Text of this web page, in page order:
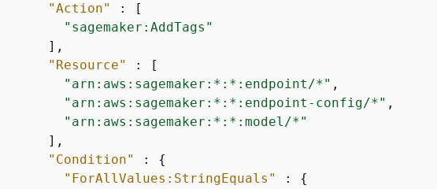
"Action"
: [
"sagemaker:AddTags"
      ],
"Resource"
: [
"arn:aws:sagemaker:*:*:endpoint/*" ,
"arn:aws:sagemaker:*:*:endpoint-config/*" ,
"arn:aws:sagemaker:*:*:model/*"
      ],
"Condition"
: {
"ForAllValues:StringEquals"
: {